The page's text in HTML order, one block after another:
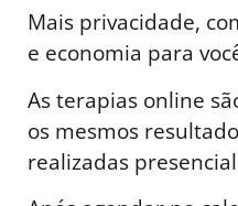
Mais privacidade,
e economia para
As terapias online
os mesmos
realizadas